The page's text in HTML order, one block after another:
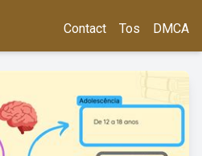
Contact Tos DMCA